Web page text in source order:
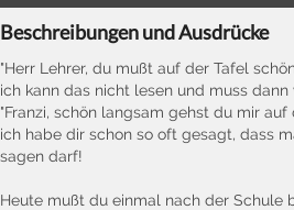
Beschreibungen und Ausdrücke
"Herr Lehrer, du mußt auf der Tafel
ich kann das nicht lesen und muss
"Franzi, schön langsam gehst du mir auf
ich habe dir schon so oft gesagt, dass
sagen darf!
Heute mußt du einmal nach der Schule